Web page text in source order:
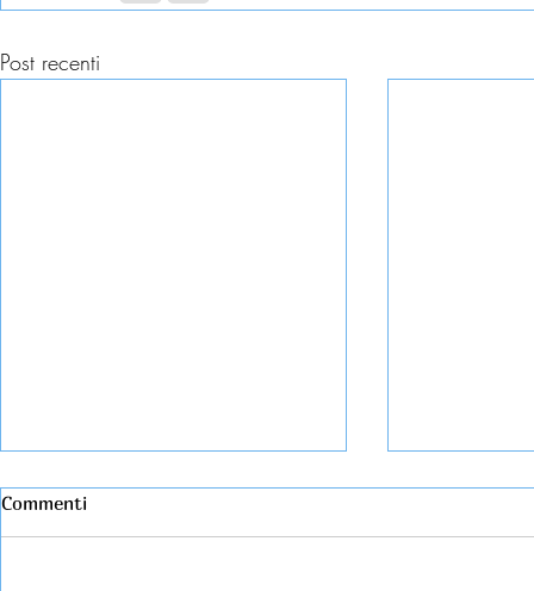
Post recenti
Commenti